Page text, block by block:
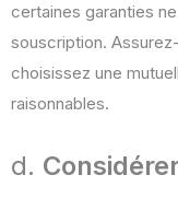
certaines garanties
souscription.
choisissez une
raisonnables​.
d.